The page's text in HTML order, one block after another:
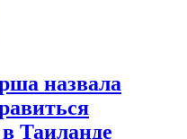
назвала
Таиланде